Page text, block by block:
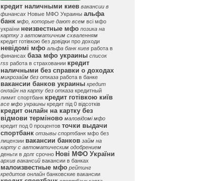
кредит наличными киев вакансии в
финансах Новые МФО Украины альфа
банк мфо, которые дают всем всі мфо
україни неизвестные мфо позика на
картку з автоматичним схваленням
кредит готівкою без довідки про доходи
невідомі мфо альфа банк киев работа в
финансах база мфо украины список
rss работа в страховании кредит
наличными без справки о доходах
микрозайм без отказа работа в банке
вакансии банков украины кредит
онлайн на карту без отказа кредитный
лимит спортбанк кредит готівкою київ
все мфо украины кредит під 0 відсотків
кредит онлайн на картку без
відмови терміново маловідомі мфо
кредит под 0 процентов точки выдачи
спортбанк отзывы спортбанк мфо без
лицензии вакансии банков займ на
карту с автоматическим одобрением
деньги в долг срочно Нові МФО України
архив вакансий вакансии в банках
малоизвестные мфо рейтинг
кредитов онлайн банковские вакансии